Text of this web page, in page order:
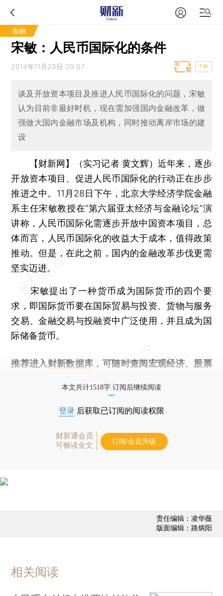
金融
宋敏：人民币国际化的条件
2014年11月29日 09:07 T中
谈及开放资本项目及推进人民币国际化的问题，宋敏
认为目前非最好时机，现在需加强国内金融改革，做
强做大国内金融市场及机构，同时推动离岸市场的建
设
【财新网】（实习记者 黄文辉）近年来，逐步
开放资本项目、促进人民币国际化的行动正在步步
推进之中。11月28日下午，北京大学经济学院金融
系主任宋敏教授在“第六届亚太经济与金融论坛”演
讲称，人民币国际化需逐步开放中国资本项目，总
体而言，人民币国际化的收益大于成本，值得政策
推动。但是，在此之前，国内的金融改革步伐更需
坚实迈进。
宋敏提出了一种货币成为国际货币的四个要
求，即国际货币要在国际贸易与投资、货物与服务
交易、金融交易与投融资中广泛使用，并且成为国
际储备货币。
推荐进入 财新数据库 ，可随时查阅宏观经济、股票
本文共计1518字 订阅后继续阅读
登录 后获取已订阅的阅读权限
财新通会员
可畅读全文
订阅/会员升级
责任编辑：凌华薇
版面编辑：路炳阳
相关阅读